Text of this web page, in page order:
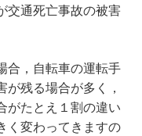
交通死亡事故の被害
合，自転車の運転手
残る場合が多く，
がたとえ１割の違い
く変わってきますの